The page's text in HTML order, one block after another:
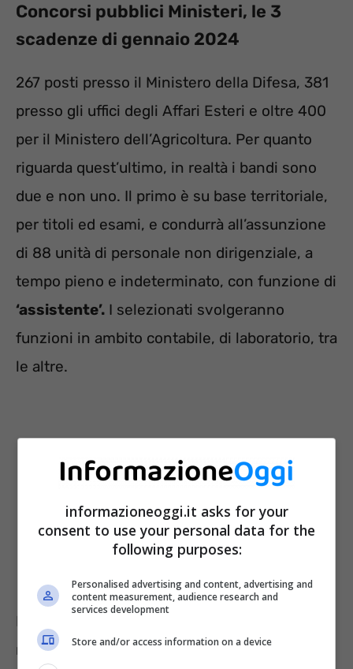
Concorsi pubblici Ministeri, le 3
scadenze di gennaio 2024
267 posti presso il Ministero della Difesa, 381
presso gli uffici degli Affari Esteri e oltre 400
per il Ministero dell’Agricoltura. Per quanto
riguarda quest’ultimo, in realtà i bandi sono
due e non uno. Il primo è su base territoriale,
per titoli ed esami, e condurrà all’assunzione
di 88 unità di personale non dirigenziale, a
tempo pieno e indeterminato, con funzione di
‘assistente’. I selezionati svolgeranno
funzioni in ambito contabile, di laboratorio, tra
le altre.
I restanti posti saranno quelli assegnati
nell’altraselezione presso il Ministero
informazioneoggi.it asks for your
consent to use your personal data for the
following purposes:
Personalised advertising and content, advertising and
content measurement, audience research and
services development
Store and/or access information on a device